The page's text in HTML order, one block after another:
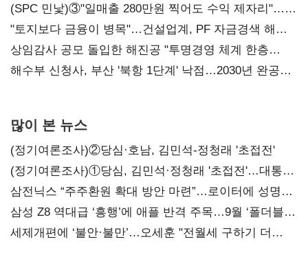
내정
(SPC 민낯)③"일매출 280만원 찍어도 수익 제자리"…
점주 울리는 '상시 할인'
"토지보다 금융이 병목"…건설업계, PF 자금경색 해소
목소리
상임감사 공모 돌입한 해진공 "투명경영 체계 한층
강화"
해수부 신청사, 부산 '북항 1단계' 낙점…2030년 완공
많이 본 뉴스
(정기여론조사)②당심·호남, 김민석-정청래 '초접전'
(정기여론조사)①당심, 김민석·정청래 '초접전'…대통령
지지도 '50% 아래로'(종합)
삼전닉스 “주주환원 확대 방안 마련”…로이터에 성명
보내
삼성 Z8 역대급 ‘흥행’에 애플 반격 주목…9월 ‘폴더블
대전’
세제개편에 ‘불안·불만’…오세훈 "전월세 구하기 더